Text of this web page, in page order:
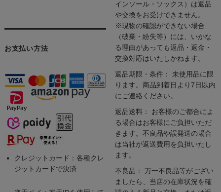
お支払い方法
クレジットカード：各種クレ
ジットカードで決済
インソール・ソックス）は返品
や交換をお受けできません。
※現物の確認ができない場合
（破棄・紛失等）には、いかな
る理由があっても返品・返金・
交換対応はいたしかねます。
返品期限・条件： 未使用品に限
ります。商品到着日より7日以内
にご連絡ください。
返品送料： お客様のご都合によ
る場合はお客様にご負担いただ
きます。不良品や誤発送の場合
は当社が返送費用を負担いたし
ます。
不良品： 万一不良品等がござい
ましたら、当店の在庫状況を確